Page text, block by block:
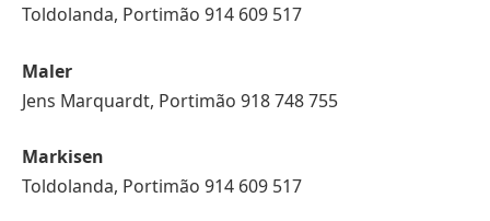
Toldolanda, Portimão 914 609 517
Maler
Jens Marquardt, Portimão 918 748 755
Markisen
Toldolanda, Portimão 914 609 517